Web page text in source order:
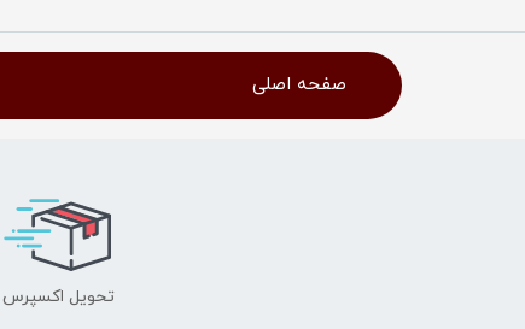
صفحه اصلی
تحویل اکسپرس